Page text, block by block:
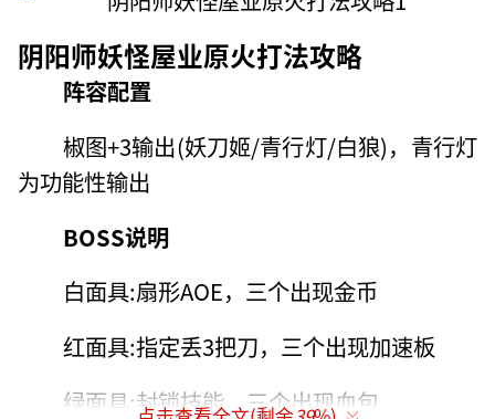
阴阳师妖怪屋业原火打法攻略
阵容配置
椒图+3输出(妖刀姬/青行灯/白狼)，青行灯
为功能性输出
BOSS说明
白面具:扇形AOE，三个出现金币
红面具:指定丢3把刀，三个出现加速板
绿面具:封锁技能，三个出现血包